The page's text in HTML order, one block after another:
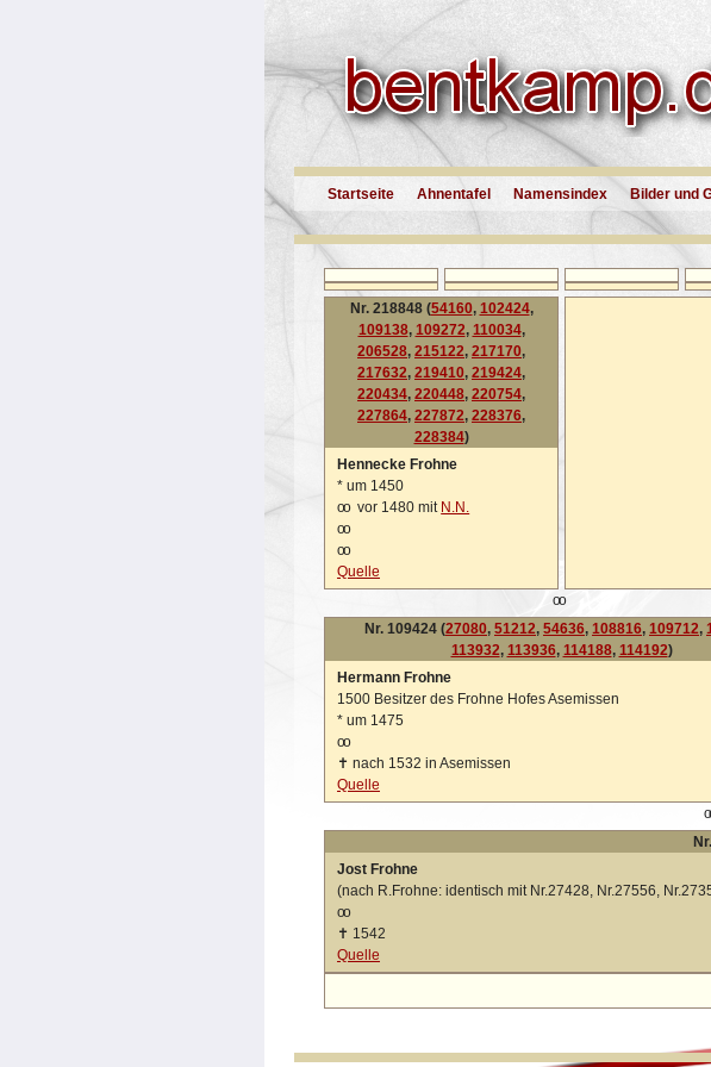
Startseite Ahnentafel Namensindex Bilder und
Nr. 218848 (54160, 102424,
109138, 109272, 110034,
206528, 215122, 217170,
217632, 219410, 219424,
220434, 220448, 220754,
227864, 227872, 228376,
228384)
Hennecke Frohne
* um 1450
oo vor 1480 mit N.N.
oo
oo
Quelle
oo
Nr. 109424 (27080, 51212, 54636, 108816, 109712,
113932, 113936, 114188, 114192)
Hermann Frohne
1500 Besitzer des Frohne Hofes Asemissen
* um 1475
oo
✝ nach 1532 in Asemissen
Quelle
Jost Frohne
(nach R.Frohne: identisch mit Nr.27428, Nr.27556,
oo
✝ 1542
Quelle